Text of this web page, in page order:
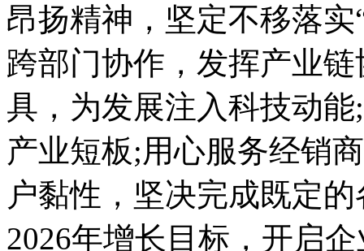
昂扬精神，坚定不移落
跨部门协作，发挥产业
具，为发展注入科技动
产业短板;用心服务经销
户黏性，坚决完成既定
2026年增长目标，开启